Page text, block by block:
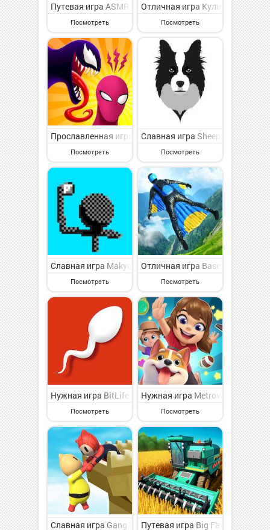
Путевая игра ASMR Coloring Book Draw Game на
Посмотреть
Отличная игра Кулинарная
Посмотреть
Прославленная игра Symbiote Rush на Андроид -
Посмотреть
Славная игра Sheepdog World
Посмотреть
Славная игра Makyu-san: Casual Batting Game на
Посмотреть
Отличная игра Base Jump
Посмотреть
Нужная игра BitLife DE - Lebenssimulation на Андроид
Посмотреть
Нужная игра Metroville на
Посмотреть
Славная игра Gang Battle 3D на Андроид - веселая
Путевая игра Big Farm: Mobile